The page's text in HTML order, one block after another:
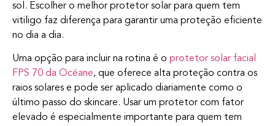
sol. Escolher o melhor protetor solar para quem tem
vitiligo faz diferença para garantir uma proteção eficiente
no dia a dia.
Uma opção para incluir na rotina é o protetor solar facial
FPS 70 da Océane, que oferece alta proteção contra os
raios solares e pode ser aplicado diariamente como o
último passo do skincare. Usar um protetor com fator
elevado é especialmente importante para quem tem